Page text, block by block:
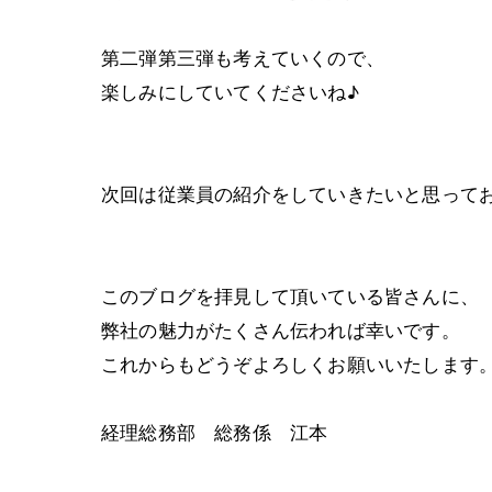
第二弾第三弾も考えていくので、
楽しみにしていてくださいね♪
次回は従業員の紹介をしていきたいと思って
このブログを拝見して頂いている皆さんに、
弊社の魅力がたくさん伝われば幸いです。
これからもどうぞよろしくお願いいたします。
経理総務部 総務係 江本